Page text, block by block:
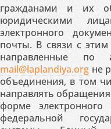
гражданами и их
юридическими
электронного
почты. В связи с
направленные по
mail@laplandiya.org не
объединения, в том
направлять
форме электронного
федеральной